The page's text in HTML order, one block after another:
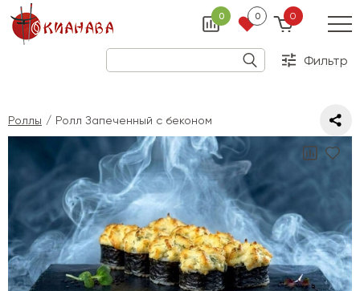
0 0 0
Фильтр
Роллы Ролл Запеченный с беконом